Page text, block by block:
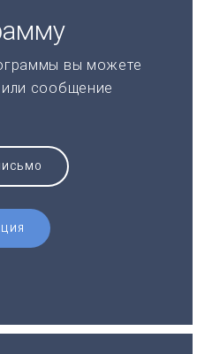
вы можете
сообщение